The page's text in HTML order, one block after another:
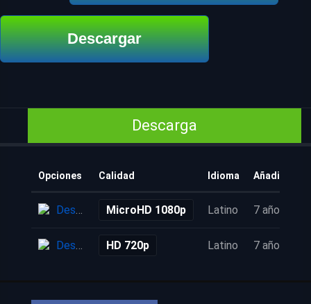
Descargar
Descarga
Opciones Calidad Idioma Añadido
Descarga MicroHD 1080p Latino 7 años
Descarga HD 720p Latino 7 años